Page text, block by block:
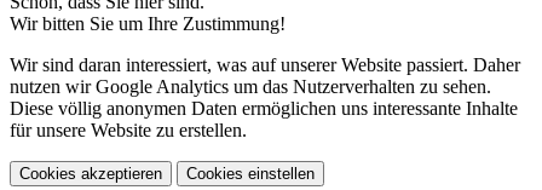
Wir bitten Sie um Ihre Zustimmung!
Wir sind daran interessiert, was auf unserer Website passiert. Daher
nutzen wir Google Analytics um das Nutzerverhalten zu sehen.
Diese völlig anonymen Daten ermöglichen uns interessante Inhalte
für unsere Website zu erstellen.
Cookies akzeptieren Cookies einstellen